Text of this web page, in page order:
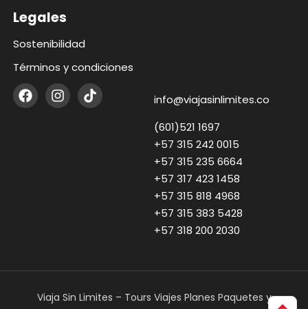
Legales
Sostenibilidad
Términos y condiciones
info@viajasinlimites.co
(601)521 1697
+57 315 242 0015
+57 315 235 6664
+57 317 423 1458
+57 315 818 4968
+57 315 383 5428
+57 318 200 2030
Viaja Sin Limites – Tours Viajes Planes Paquetes y